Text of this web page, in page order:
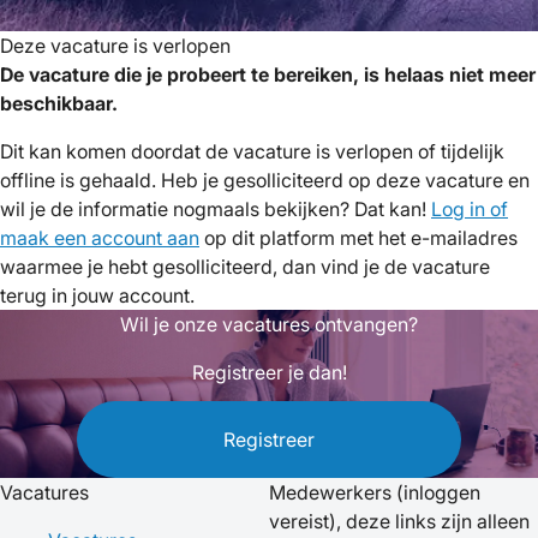
Deze vacature is verlopen
De vacature die je probeert te bereiken, is helaas niet meer
beschikbaar.
Dit kan komen doordat de vacature is verlopen of tijdelijk
offline is gehaald. Heb je gesolliciteerd op deze vacature en
wil je de informatie nogmaals bekijken? Dat kan! Log in of
maak een account aan op dit platform met het e-mailadres
waarmee je hebt gesolliciteerd, dan vind je de vacature
terug in jouw account.
Wil je onze vacatures ontvangen?
Registreer je dan!
Registreer
Vacatures
Medewerkers (inloggen
vereist), deze links zijn alleen